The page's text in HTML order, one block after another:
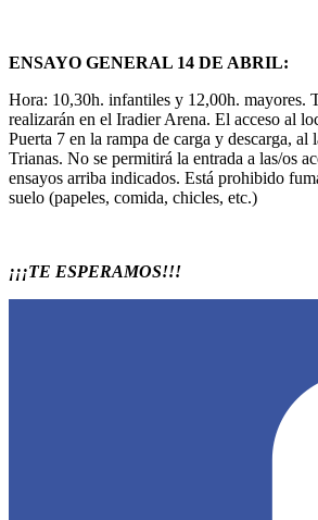
ENSAYO GENERAL 14 DE ABRIL:
Hora: 10,30h. infantiles y 12,00h. mayores.
realizarán en el Iradier Arena. El acceso al
Puerta 7 en la rampa de carga y descarga, al
Trianas. No se permitirá la entrada a las/os
ensayos arriba indicados. Está prohibido
suelo (papeles, comida, chicles, etc.)
¡¡¡TE ESPERAMOS!!!